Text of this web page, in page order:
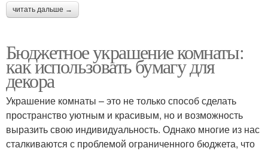
читать дальше →
Бюджетное украшение комнаты:
как использовать бумагу для
декора
Украшение комнаты – это не только способ сделать
пространство уютным и красивым, но и возможность
выразить свою индивидуальность. Однако многие из нас
сталкиваются с проблемой ограниченного бюджета, что